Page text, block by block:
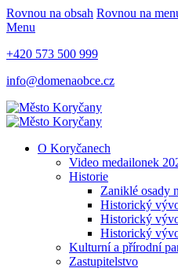
Rovnou na obsah Rovnou na
Menu
+420 573 500 999
info@domenaobce.cz
O Koryčanech
Video medailonek
Historie
Zaniklé osady
Historický
Historický
Historický
Kulturní a přírodní
Zastupitelstvo